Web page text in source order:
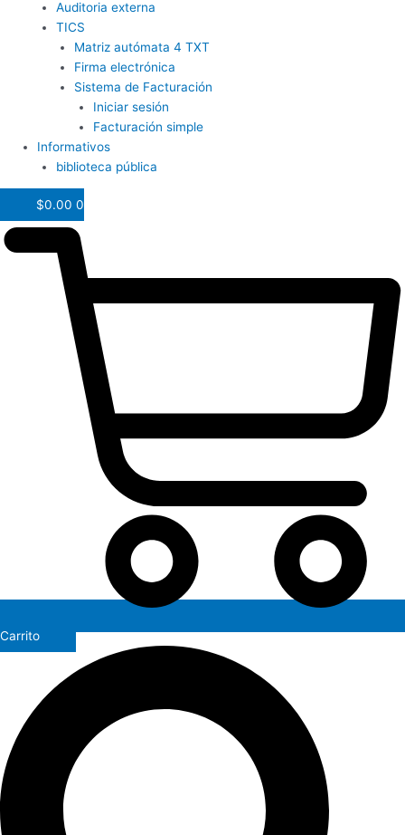
Auditoria externa
TICS
Matriz autómata 4 TXT
Firma electrónica
Sistema de Facturación
Iniciar sesión
Facturación simple
Informativos
biblioteca pública
$0.00 0
Carrito